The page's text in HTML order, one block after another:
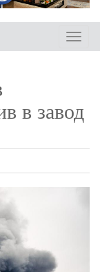
Toggle
в завод